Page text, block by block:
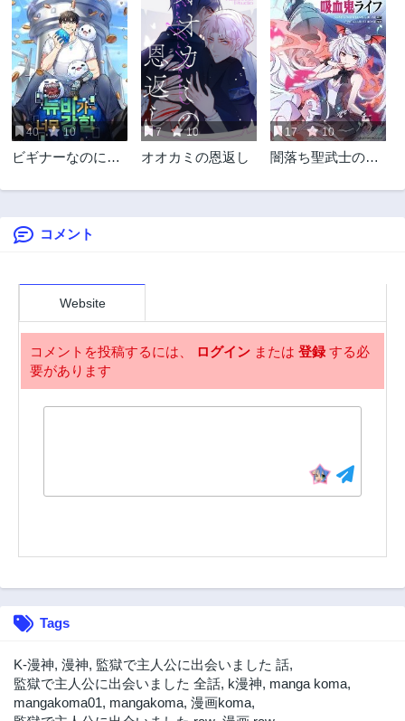
3年前 3年前
2話
3年前
1話
3年前
40 10
ビギナーなのに強
7 10
オオカミの恩返し
17 10
闇落ち聖武士の吸
コメント
Website
コメントを投稿するには、 ログイン または 登録する必
要があります
Tags
K-漫神, 漫神, 監獄で主人公に出会いました 話,
監獄で主人公に出会いました 全話, k漫神, manga koma,
mangakoma01, mangakoma, 漫画koma,